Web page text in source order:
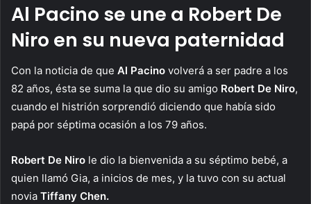
Al Pacino se une a Robert De
Niro en su nueva paternidad
Con la noticia de que Al Pacino volverá a ser padre a los
82 años, ésta se suma la que dio su amigo Robert De Niro,
cuando el histrión sorprendió diciendo que había sido
papá por séptima ocasión a los 79 años.
Robert De Niro le dio la bienvenida a su séptimo bebé, a
quien llamó Gia, a inicios de mes, y la tuvo con su actual
novia Tiffany Chen.